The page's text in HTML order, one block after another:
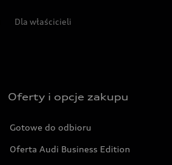
Dla właścicieli
Oferty i opcje zakupu
Gotowe do odbioru
Oferta Audi Business Edition